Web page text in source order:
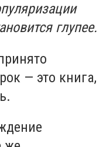
глупее.
— это книга,